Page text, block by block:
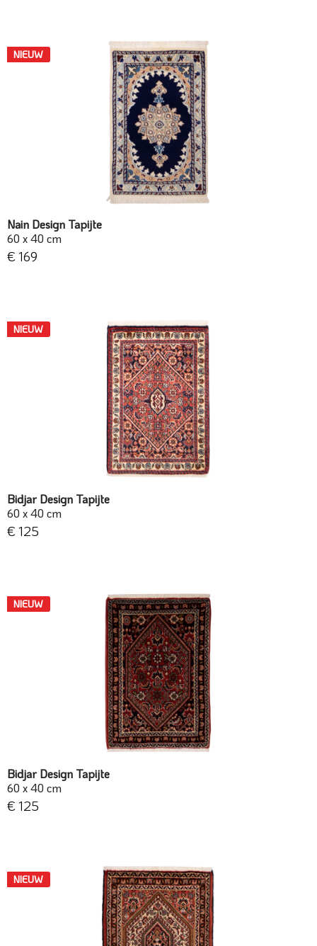
NIEUW
Nain Design Tapijte
60 x 40 cm
€ 169
NIEUW
Bidjar Design Tapijte
60 x 40 cm
€ 125
NIEUW
Bidjar Design Tapijte
60 x 40 cm
€ 125
NIEUW